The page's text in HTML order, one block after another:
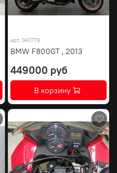
арт. 041779
BMW F800GT , 2013
449000 руб
В корзину